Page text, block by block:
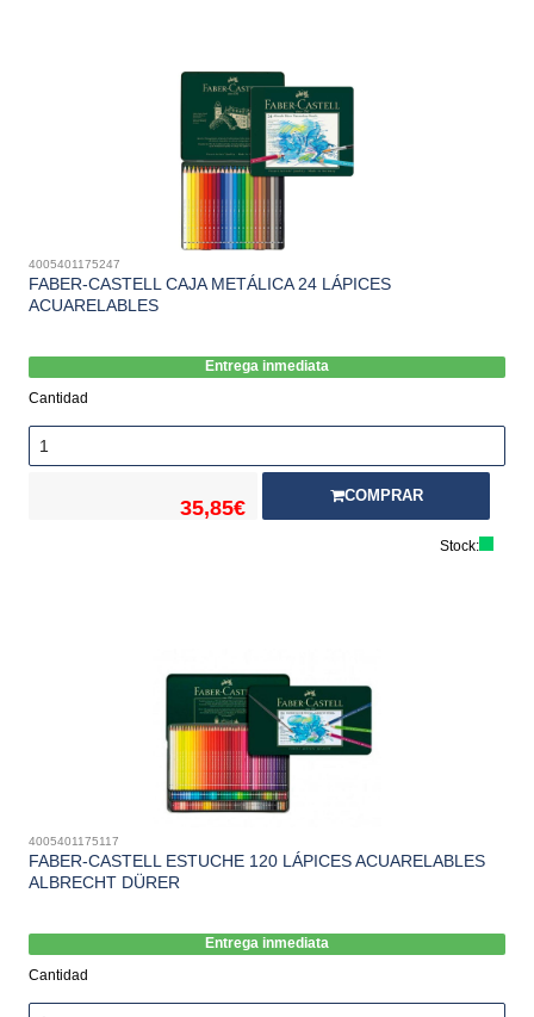
4005401175247
FABER-CASTELL CAJA METÁLICA 24 LÁPICES
ACUARELABLES
Entrega inmediata
Cantidad
35,85€
COMPRAR
Stock:
4005401175117
FABER-CASTELL ESTUCHE 120 LÁPICES ACUARELABLES
ALBRECHT DÜRER
Entrega inmediata
Cantidad